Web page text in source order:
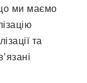
ми маємо
та